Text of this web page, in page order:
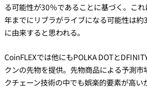
る可能性が30％であることに基づく。こ
年までにリブラがライブになる可能性は約
に由来すると思われる。
CoinFLEXでは他にもPOLKA DOTと
クンの先物を提供。先物商品による予測市
クチェーン技術の中でも娯楽的要素が高い